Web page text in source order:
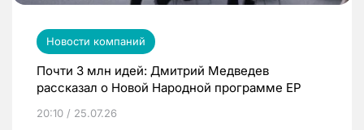
Новости компаний
Почти 3 млн идей: Дмитрий Медведев
рассказал о Новой Народной программе ЕР
20:10 / 25.07.26